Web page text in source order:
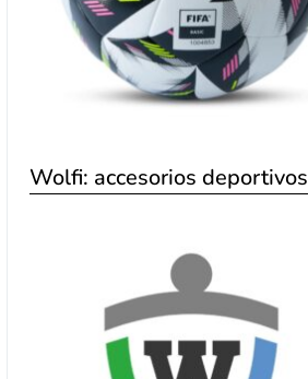
Wolfi: accesorios deportivos